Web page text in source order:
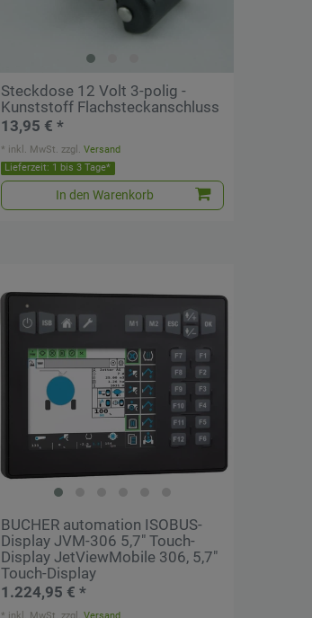
Steckdose 12 Volt 3-polig -
Kunststoff Flachsteckanschluss
13,95 € *
Lieferzeit: 1 bis 3 Tage*
In den Warenkorb
* inkl. MwSt. zzgl.Versand
BUCHER automation ISOBUS-
Display JVM-306 5,7" Touch-
Display JetViewMobile 306, 5,7"
Touch-Display
1.224,95 € *